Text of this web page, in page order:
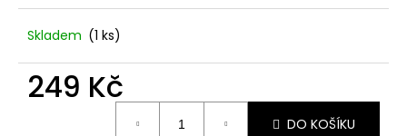
Skladem (1 ks)
249 Kč
DO KOŠÍKU
60
CM.
Kč